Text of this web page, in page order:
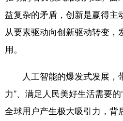
益复杂的矛盾，创新是赢得主
从要素驱动向创新驱动转变，
用。
人工智能的爆发式发展，
力”、满足人民美好生活需要
全球用户产生极大吸引力，背